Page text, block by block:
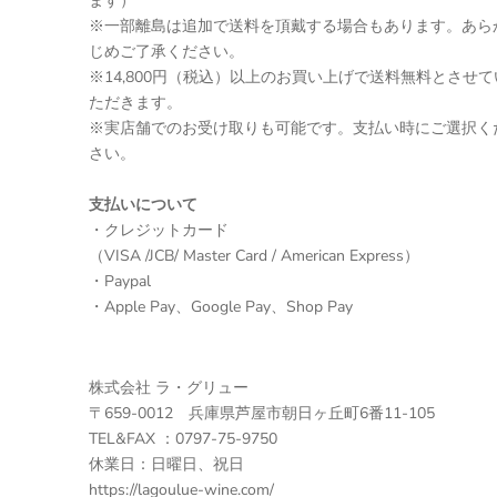
※一部離島は追加で送料を頂戴する場合もあります。あら
じめご了承ください。
※14,800円（税込）以上のお買い上げで送料無料とさせて
ただきます。
※実店舗でのお受け取りも可能です。支払い時にご選択く
さい。
支払いについて
・クレジットカード
（VISA /JCB/ Master Card / American Express）
・Paypal
・Apple Pay、Google Pay、Shop Pay
株式会社 ラ・グリュー
〒659-0012 兵庫県芦屋市朝日ヶ丘町6番11-105
TEL&FAX ：0797-75-9750
休業日：日曜日、祝日
https://lagoulue-wine.com/